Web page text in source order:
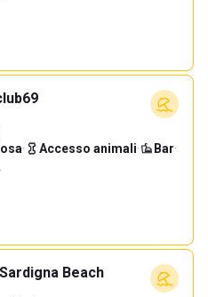
· Accesso animali· Bar·
Beach